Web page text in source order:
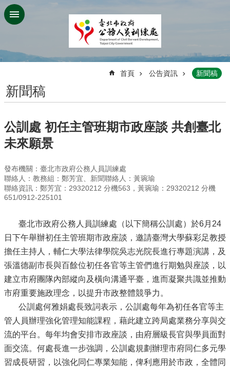
跳到主要內容區塊
首頁 公告資訊 新聞稿
新聞稿
公訓處 初任主管班期市政座談 共創臺北
未來願景
發布機關：臺北市政府公務人員訓練處
聯絡人：教務組：鄭芳宜、新聞聯絡人：黃琬瑜
聯絡資訊：鄭芳宜：29320212 分機563，黃琬瑜：29320212 分機
651/0912-225101
臺北市政府公務人員訓練處（以下簡稱公訓處）於6月24
日下午舉辦初任主管班期市政座談，邀請臺灣大學蘇彩足教授
擔任主持人，輔仁大學法律學院吳志光院長進行專題演講，及
張溫德副市長與百餘位初任各官等主管們進行期勉與座談，以
建立市府團隊內部縱向及橫向溝通平臺，進而凝聚共識並推動
市府重要施政理念，以提升市政整體競爭力。
公訓處何雅娟處長致詞表示，公訓處每年為初任各官等主
管人員辦理強化管理知能課程，藉此建立跨局處業務分享與交
流的平台。每年均會安排市政座談，由府層級長官與學員面對
面交流。何處長進一步強調，公訓處規劃辦理市府同仁多元學
習成長研習，以強化同仁專業知能，俾利應用於市政，全體同